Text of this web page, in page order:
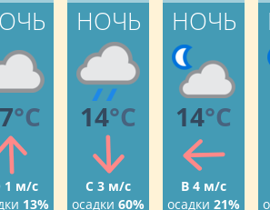
°C
м/с
13%
НОЧЬ
14°C
С 3 м/с
осадки 60%
НОЧЬ
14°C
В 4 м/с
осадки 21%